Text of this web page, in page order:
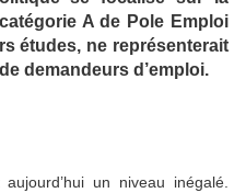
A de Pole Emploi
études, ne représenterait
demandeurs d’emploi.
un niveau inégalé.